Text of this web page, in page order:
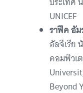
UNICEF
ราฟีค อั
อัลจีเรีย
คอมพิวเ
Beyond